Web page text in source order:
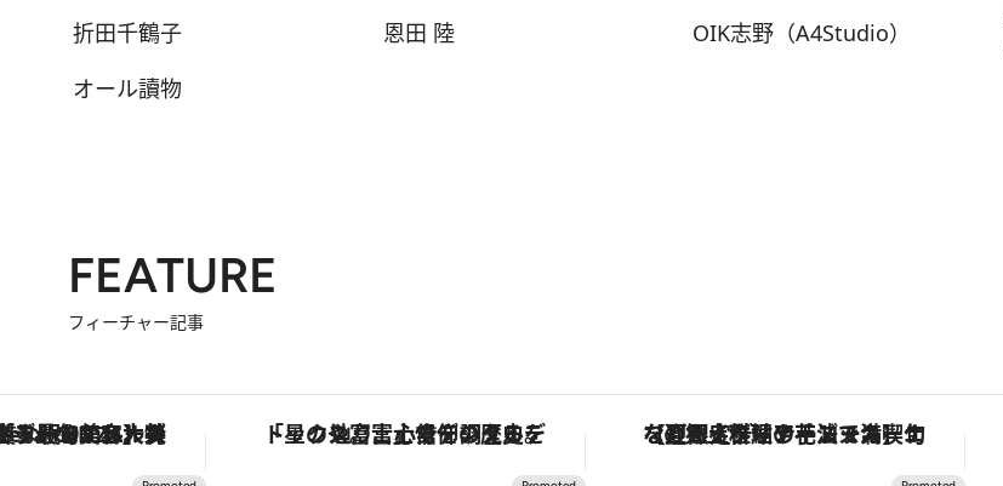
折田千鶴子
恩田 陸 OIK志野（A4Studio）
オール讀物
FEATURE
フィーチャー記事
【銀座で出合う最旬美容】美髪ケアや上質な眠り…セルフケアのアップデートから、特別な名入れギフトまで。大人のための「ReFa GINZA」クルーズ 「星のや富士」でデジタルデトックス。冨士信仰の歴史を辿り、心身を調える。 【夏限定ディナーコース】旬を迎える稚鮎や花ズッキーニなどをイタリア・トスカーナの郷土料理の手法で満喫！